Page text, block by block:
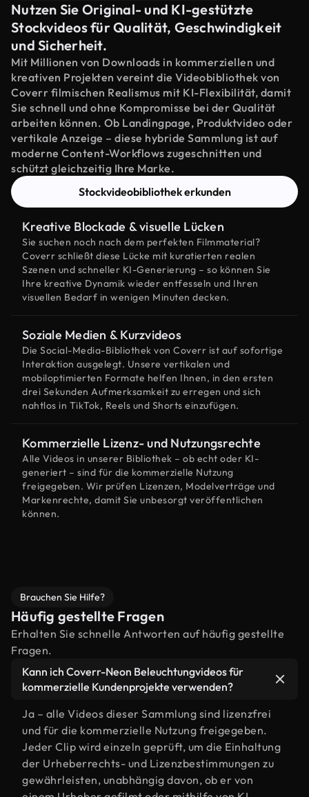
Nutzen Sie Original- und KI-gestützte
Stockvideos für Qualität, Geschwindigkeit
und Sicherheit.
Mit Millionen von Downloads in kommerziellen und
kreativen Projekten vereint die Videobibliothek von
Coverr filmischen Realismus mit KI-Flexibilität, damit
Sie schnell und ohne Kompromisse bei der Qualität
arbeiten können. Ob Landingpage, Produktvideo oder
vertikale Anzeige – diese hybride Sammlung ist auf
moderne Content-Workflows zugeschnitten und
schützt gleichzeitig Ihre Marke.
Stockvideobibliothek erkunden
Kreative Blockade & visuelle Lücken
Sie suchen noch nach dem perfekten Filmmaterial?
Coverr schließt diese Lücke mit kuratierten realen
Szenen und schneller KI-Generierung – so können Sie
Ihre kreative Dynamik wieder entfesseln und Ihren
visuellen Bedarf in wenigen Minuten decken.
Soziale Medien & Kurzvideos
Die Social-Media-Bibliothek von Coverr ist auf sofortige
Interaktion ausgelegt. Unsere vertikalen und
mobiloptimierten Formate helfen Ihnen, in den ersten
drei Sekunden Aufmerksamkeit zu erregen und sich
nahtlos in TikTok, Reels und Shorts einzufügen.
Kommerzielle Lizenz- und Nutzungsrechte
Alle Videos in unserer Bibliothek – ob echt oder KI-
generiert – sind für die kommerzielle Nutzung
freigegeben. Wir prüfen Lizenzen, Modelverträge und
Markenrechte, damit Sie unbesorgt veröffentlichen
können.
Brauchen Sie Hilfe?
Häufig gestellte Fragen
Erhalten Sie schnelle Antworten auf häufig gestellte
Fragen.
Kann ich Coverr-Neon Beleuchtungvideos für
kommerzielle Kundenprojekte verwenden?
Ja – alle Videos dieser Sammlung sind lizenzfrei
und für die kommerzielle Nutzung freigegeben.
Jeder Clip wird einzeln geprüft, um die Einhaltung
der Urheberrechts- und Lizenzbestimmungen zu
gewährleisten, unabhängig davon, ob er von